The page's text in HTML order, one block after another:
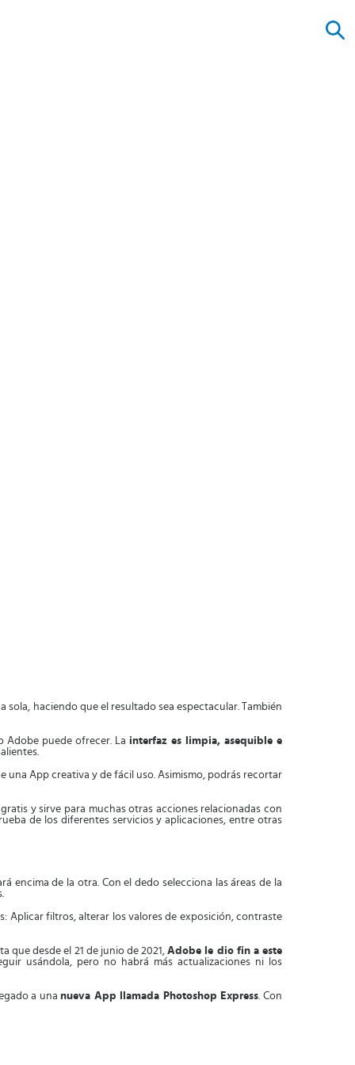
sola, haciendo que el resultado sea espectacular. También
Adobe puede ofrecer. La interfaz es limpia, asequible e
una App creativa y de fácil uso. Asimismo, podrás recortar
y sirve para muchas otras acciones relacionadas con
de los diferentes servicios y aplicaciones, entre otras
encima de la otra. Con el dedo selecciona las áreas de la
Aplicar filtros, alterar los valores de exposición, contraste
que desde el 21 de junio de 2021,Adobe le dio fin a este
usándola, pero no habrá más actualizaciones ni los
a unanueva App llamada Photoshop Express. Con